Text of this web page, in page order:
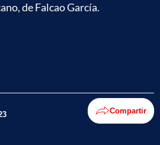
de Falcao García.
Compartir